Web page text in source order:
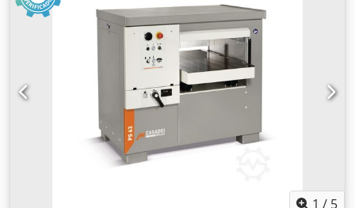
forma continua de 900 a 12 000 min⁻¹ Potencia absorbida:
7,5 kW Freno del motor: sí, automático Conexión para la
extracción de polvo: 3 x 100 mm, 1 x 120 mm Longitud de
la máquina: 2540 mm Ancho de la máquina: 1195 mm
Peso: 950 kg
1 / 5